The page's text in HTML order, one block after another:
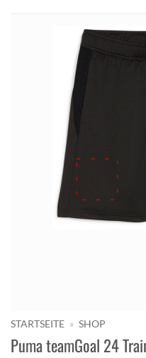
STARTSEITE » SHOP
Puma teamGoal 24